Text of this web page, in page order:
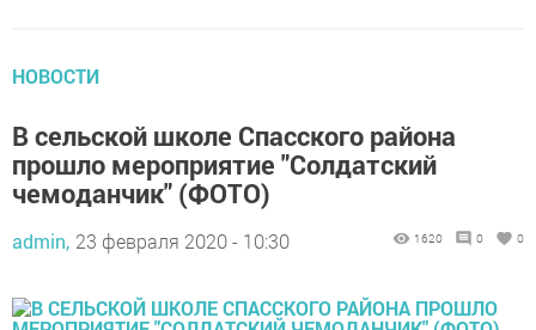
НОВОСТИ
В сельской школе Спасского района
прошло мероприятие "Солдатский
чемоданчик" (ФОТО)
admin, 23 февраля 2020 - 10:30 1620 0 0